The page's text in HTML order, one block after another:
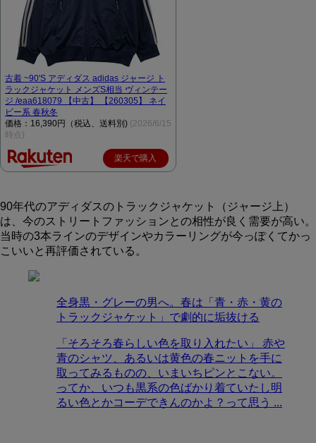
古着 ~90'S アディダス adidas ジャージ ト
ラックジャケット メンズS相当 ヴィンテー
ジ /eaa618079 【中古】 【260305】 ネイ
ビー系 春秋冬
価格：16,390円（税込、送料別) (2026/6/15
時点)
楽天で購入
90年代のアディダスのトラックジャケット（ジャージ上）
は、今のストリートファッションとの相性が良く需要が高い。
当時の3本ラインのデザインやカラーリングが今っぽくてかっ
こいいと再評価されている。
全身黒・グレーの男へ。春は「青・赤・黄の
トラックジャケット」で劇的に垢抜ける
「そろそろ春らしい色を取り入れたい」 赤や
青のシャツ、あるいは黄色の春ニットを手に
取ってみるものの、いまいちピンとこない。
ってか、いつも黒系の色ばかり着ていたし明
るい色とかコーデできんのかよ？って思う ...